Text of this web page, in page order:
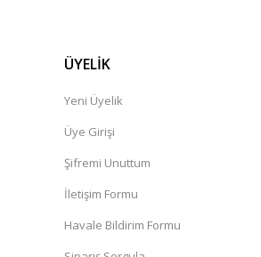
ÜYELİK
Yeni Üyelik
Üye Girişi
Şifremi Unuttum
İletişim Formu
Havale Bildirim Formu